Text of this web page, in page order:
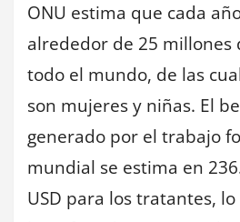
ONU estima que cada
alrededor de 25 millones
todo el mundo, de las
son mujeres y niñas. El
generado por el trabajo
mundial se estima en
USD para los tratantes,